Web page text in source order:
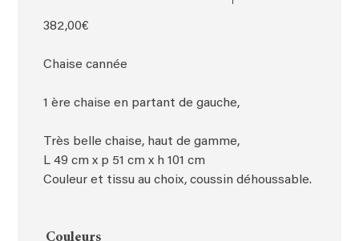
382,00€
Chaise cannée
1 ère chaise en partant de gauche,
Très belle chaise, haut de gamme,
L 49 cm x p 51 cm x h 101 cm
Couleur et tissu au choix, coussin déhoussable.
Couleurs